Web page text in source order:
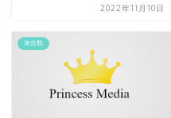
2022年11月10日
未分類